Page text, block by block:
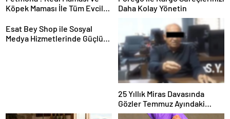
Köpek Maması İle Tüm Evcil
Daha Kolay Yönetin
Esat Bey Shop ile Sosyal
Medya Hizmetlerinde Güçlü
25 Yıllık Miras Davasında
Gözler Temmuz Ayındaki
Karar Duruşmasına Çevrildi